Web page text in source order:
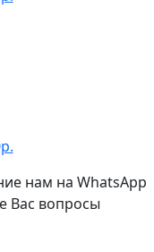
нам на WhatsApp
Вас вопросы